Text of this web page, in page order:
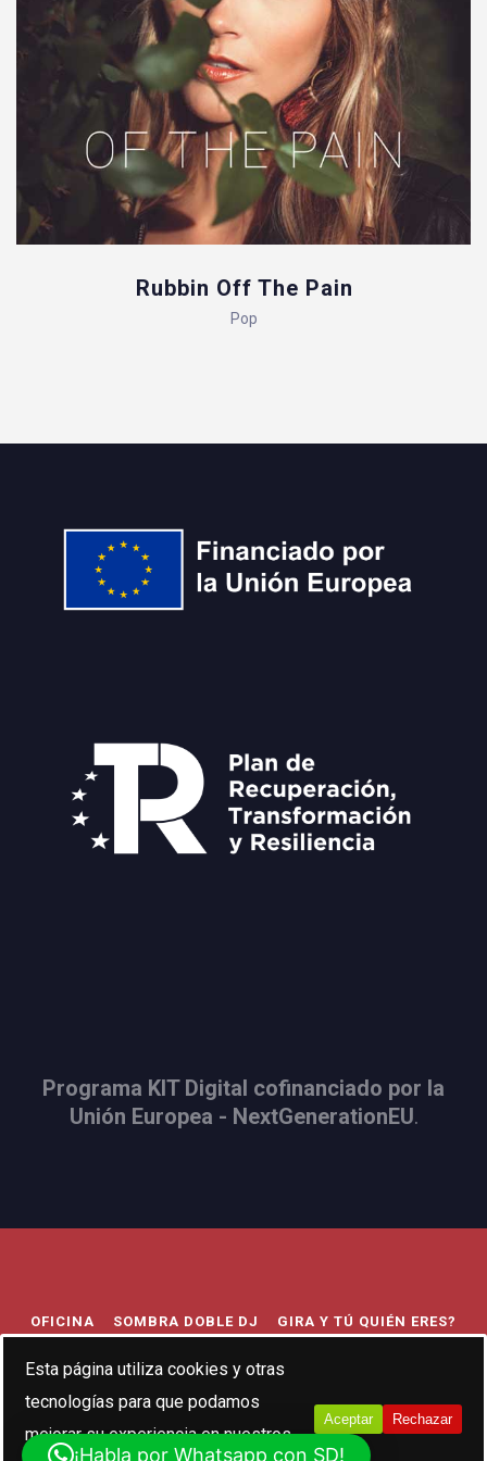
Rubbin Off The Pain
Pop
Programa KIT Digital cofinanciado por la
Unión Europea - NextGenerationEU.
OFICINA SOMBRA DOBLE DJ GIRA Y TÚ QUIÉN ERES?
TRIBUTO AL INDIE BODA FESTIVAL
HOLA@SOMBRADOBLEMUSIC.COM
¡Habla por Whatsapp con SD!
Esta página utiliza cookies y otras
tecnologías para que podamos
mejorar su experiencia en nuestros
Aceptar Rechazar